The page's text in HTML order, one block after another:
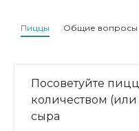
Пиццы Общие вопросы
Посоветуйте
количеством
сыра